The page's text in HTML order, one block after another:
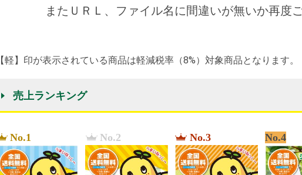
またＵＲＬ、ファイル名に間違いが無いか再度
【軽】印が表示されている商品は軽減税率（8%）対象商品となります。
売上ランキング
No.1 No.2 No.3 No.4